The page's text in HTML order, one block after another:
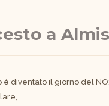
a
diventato il giorno del